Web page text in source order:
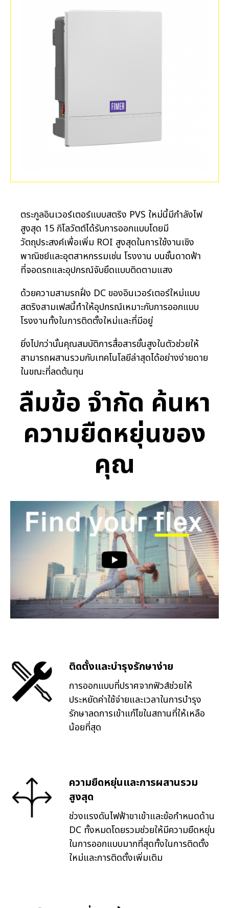
ตระกูลอินเวอร์เตอร์แบบสตริง PVS ใหม่นี้มีกำลังไฟ
สูงสุด 15 กิโลวัตต์ได้รับการออกแบบโดยมี
วัตถุประสงค์เพื่อเพิ่ม ROI สูงสุดในการใช้งานเชิง
พาณิชย์และอุตสาหกรรมเช่น โรงงาน บนชั้นดาดฟ้า
ที่จอดรถและอุปกรณ์จับยึดแบบติดตามแสง
ด้วยความสามรถฝั่ง DC ของอินเวอร์เตอร์ใหม่แบบ
สตริงสามเฟสนี้ทำให้อุปกรณ์เหมาะกับการออกแบบ
โรงงานทั้งในการติดตั้งใหม่และที่มีอยู่
ยิ่งไปกว่านั้นคุณสมบัติการสื่อสารขั้นสูงในตัวช่วยให้
สามารถผสานรวมกับเทคโนโลยีล่าสุดได้อย่างง่ายดาย
ในขณะที่ลดต้นทุน
ลืมข้อ จำกัด ค้นหา
ความยืดหยุ่นของ
คุณ
ติดตั้งและบำรุงรักษาง่าย
การออกแบบที่ปราศจากฟิวส์ช่วยให้
ประหยัดค่าใช้จ่ายและเวลาในการบำรุง
รักษาลดการเข้าแก้ไขในสถานที่ให้เหลือ
น้อยที่สุด
ความยืดหยุ่นและการผสานรวม
สูงสุด
ช่วงแรงดันไฟฟ้าขาเข้าและข้อกำหนดด้าน
DC ทั้งหมดโดยรวมช่วยให้มีความยืดหยุ่น
ในการออกแบบมากที่สุดทั้งในการติดตั้ง
ใหม่และการติดตั้งเพิ่มเติม